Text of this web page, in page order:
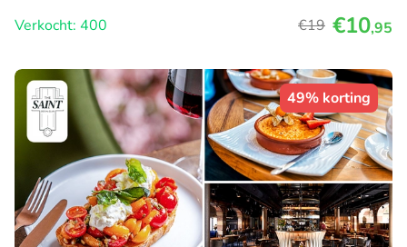
Verkocht: 400
€19 €10,95
49% korting